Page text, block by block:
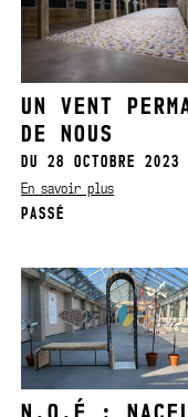
UN VENT
DE NOUS
DU 28 OCTOBRE
En savoir plus
PASSÉ
N.O.É :